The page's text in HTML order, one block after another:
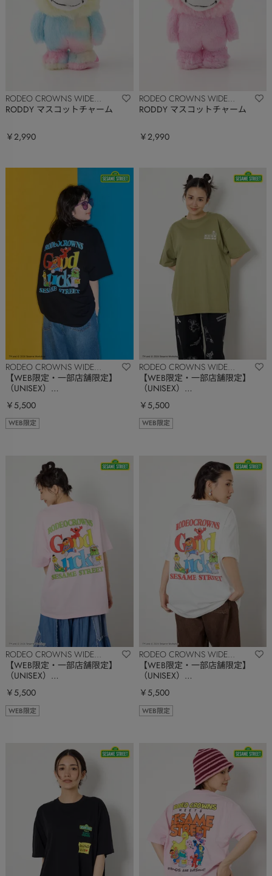
RODEO CROWNS WIDE
BOWL
RODDY マスコットチャーム
￥2,990
RODEO CROWNS WIDE
BOWL
RODDY マスコットチャーム
￥2,990
RODEO CROWNS WIDE
BOWL
【WEB限定・一部店舗限定】
（UNISEX）
ャツ
￥5,500
WEB限定
RODEO CROWNS WIDE
BOWL
【WEB限定・一部店舗限定】
（UNISEX）
ャツ
￥5,500
WEB限定
RODEO CROWNS WIDE
BOWL
【WEB限定・一部店舗限定】
（UNISEX）
ャツ
￥5,500
WEB限定
RODEO CROWNS WIDE
BOWL
【WEB限定・一部店舗限定】
（UNISEX）
ャツ
￥5,500
WEB限定